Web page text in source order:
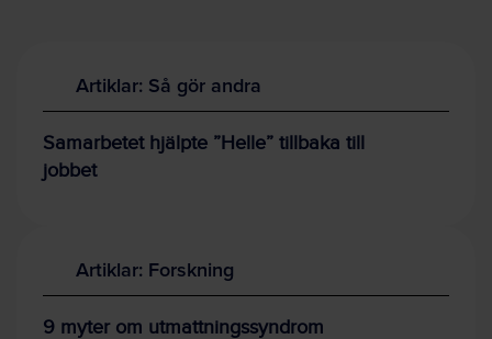
Artiklar: Så gör andra
Samarbetet hjälpte ”Helle” tillbaka till
jobbet
Artiklar: Forskning
9 myter om utmattningssyndrom